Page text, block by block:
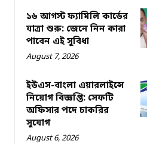
১৬ আগস্ট ফ্যামিলি কার্ডের
যাত্রা শুরু: জেনে নিন কারা
পাবেন এই সুবিধা
August 7, 2026
ইউএস-বাংলা এয়ারলাইন্সে
নিয়োগ বিজ্ঞপ্তি: সেফটি
অফিসার পদে চাকরির
সুযোগ
August 6, 2026